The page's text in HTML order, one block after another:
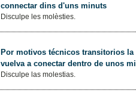
connectar dins d'uns minuts
Disculpe les molèsties.
Por motivos técnicos transitorios
vuelva a conectar dentro de unos
Disculpe las molestias.